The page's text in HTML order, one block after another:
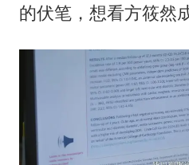
的伏笔，想看方筱然